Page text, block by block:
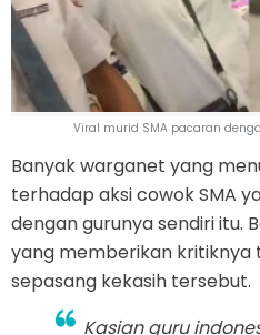
Viral murid SMA pacaran
Banyak warganet yang
terhadap aksi cowok SMA
dengan gurunya sendiri itu.
yang memberikan
sepasang kekasih tersebut.
Kasian guru